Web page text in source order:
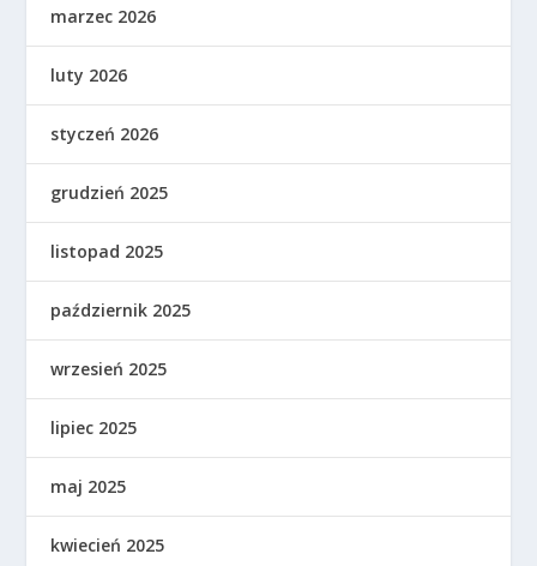
marzec 2026
luty 2026
styczeń 2026
grudzień 2025
listopad 2025
październik 2025
wrzesień 2025
lipiec 2025
maj 2025
kwiecień 2025